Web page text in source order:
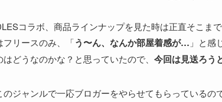
コラボ、商品ラインナップを見た時は正直そこま
フリースのみ、「う〜ん、なんか部屋着感が… 」と感
どうなのかな？と思っていたので、 今回は見送ろう
のジャンルで一応ブロガーをやらせてもらっている